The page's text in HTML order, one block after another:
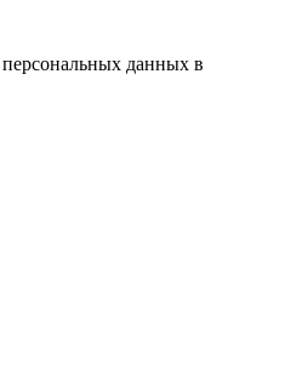
персональных данных в